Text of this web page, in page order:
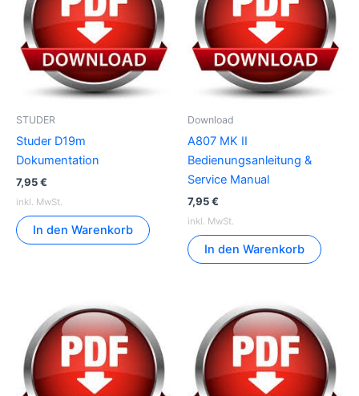
STUDER
Studer D19m
Dokumentation
7,95€
inkl. MwSt.
In den Warenkorb
Download
A807 MK II
Bedienungsanleitung &
Service Manual
7,95€
inkl. MwSt.
In den Warenkorb